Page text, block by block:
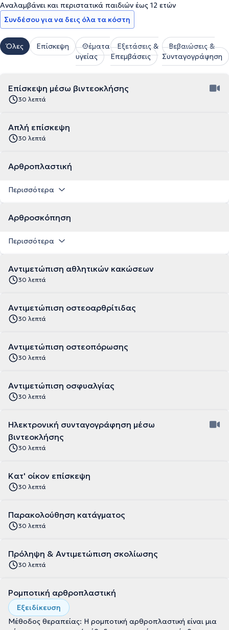
Αναλαμβάνει και περιστατικά παιδιών έως 12 ετών
Συνδέσου για να δεις όλα τα κόστη
Όλες Επίσκεψη
Θέματα
υγείας
Εξετάσεις &
Επεμβάσεις
Βεβαιώσεις &
Συνταγογράφηση
Επίσκεψη μέσω βιντεοκλήσης
30 λεπτά
Απλή επίσκεψη
30 λεπτά
Αρθροπλαστική
Περισσότερα
Αρθροσκόπηση
Περισσότερα
Αντιμετώπιση αθλητικών κακώσεων
30 λεπτά
Αντιμετώπιση οστεοαρθρίτιδας
30 λεπτά
Αντιμετώπιση οστεοπόρωσης
30 λεπτά
Αντιμετώπιση οσφυαλγίας
30 λεπτά
Ηλεκτρονική συνταγογράφηση μέσω
βιντεοκλήσης
30 λεπτά
Κατ' οίκον επίσκεψη
30 λεπτά
Παρακολούθηση κατάγματος
30 λεπτά
Πρόληψη & Αντιμετώπιση σκολίωσης
30 λεπτά
Ρομποτική αρθροπλαστική
Εξειδίκευση
Μέθοδος θεραπείας: Η ρομποτική αρθροπλαστική είναι μια